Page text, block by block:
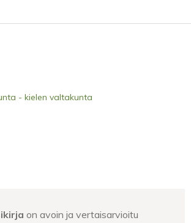
- kielen valtakunta
on avoin ja vertaisarvioitu